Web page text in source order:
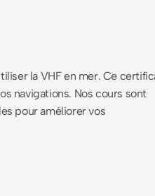
la VHF en mer. Ce
navigations. Nos cours sont
pour améliorer vos